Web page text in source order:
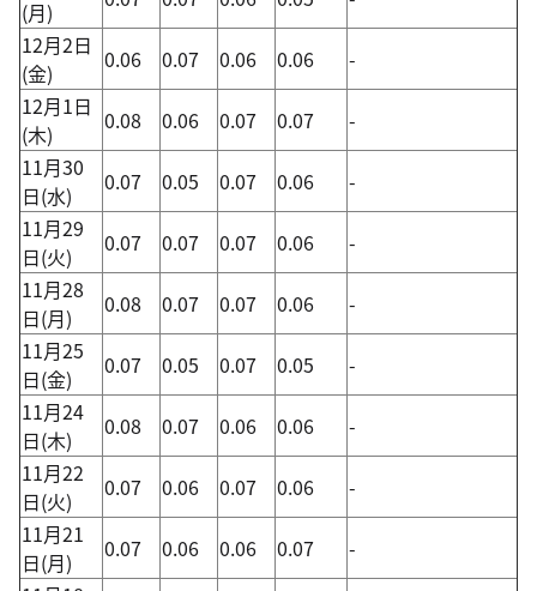
(月)
12月2日
(金)
0.06 0.07 0.06 0.06
-
12月1日
(木)
0.08 0.06 0.07 0.07
-
11月30
日(水)
0.07 0.05 0.07 0.06
-
11月29
日(火)
0.07 0.07 0.07 0.06
-
11月28
日(月)
0.08 0.07 0.07 0.06
-
11月25
日(金)
0.07 0.05 0.07 0.05
-
11月24
日(木)
0.08 0.07 0.06 0.06
-
11月22
日(火)
0.07 0.06 0.07 0.06
-
11月21
日(月)
0.07 0.06 0.06 0.07
-